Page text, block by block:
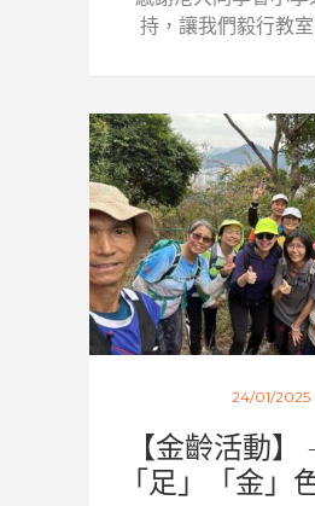
持，讓我們毅行教
24/01/2025
【金齡活動】
「足」「金」